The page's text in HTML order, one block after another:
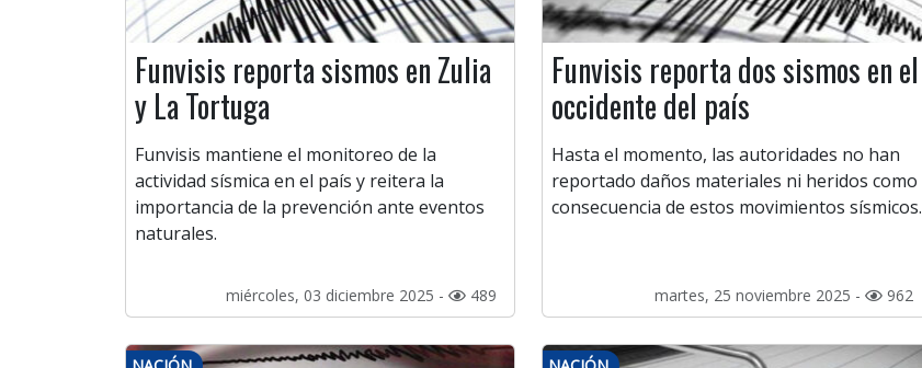
Funvisis reporta sismos en Zulia
y La Tortuga
Funvisis mantiene el monitoreo de la
actividad sísmica en el país y reitera la
importancia de la prevención ante eventos
naturales.
miércoles, 03 diciembre 2025 - 489
Funvisis reporta dos sismos en el
occidente del país
Hasta el momento, las autoridades no han
reportado daños materiales ni heridos como
consecuencia de estos movimientos sísmicos.
martes, 25 noviembre 2025 - 962